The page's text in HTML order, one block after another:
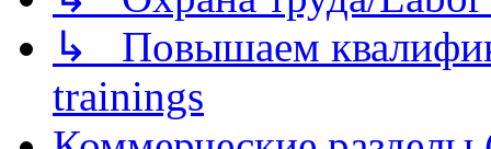
↳ Повышаем
trainings